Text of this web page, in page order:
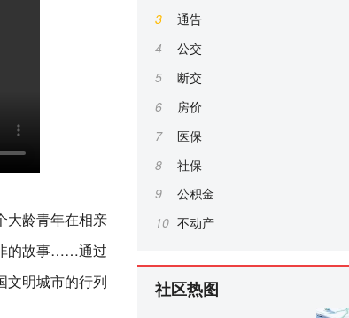
大龄青年在相亲
的故事……通过
文明城市的行列
3
通告
4
公交
5
断交
6
房价
7
医保
8
社保
9
公积金
10 不动产
社区热图